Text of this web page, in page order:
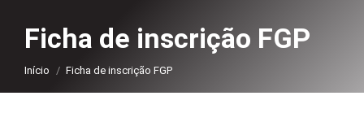
Ficha de inscrição FGP
Você está aqui:
Início Ficha de inscrição FGP